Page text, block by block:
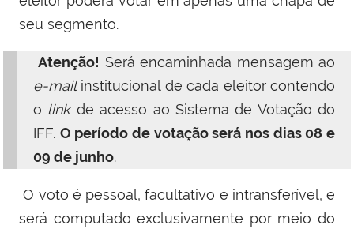
seu segmento.
Atenção! Será encaminhada mensagem ao
e-mailinstitucional de cada eleitor contendo
o linkde acesso ao Sistema de Votação do
IFF. O período de votação será nos dias 08 e
09 de junho.
O voto é pessoal, facultativo e intransferível, e
será computado exclusivamente por meio do